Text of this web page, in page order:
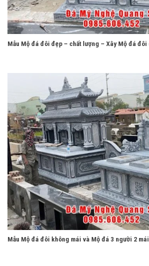
Mẫu Mộ đá đôi đẹp – chất lượng – Xây Mộ đá đôi
Mẫu Mộ đá đôi không mái và Mộ đá 3 người 2